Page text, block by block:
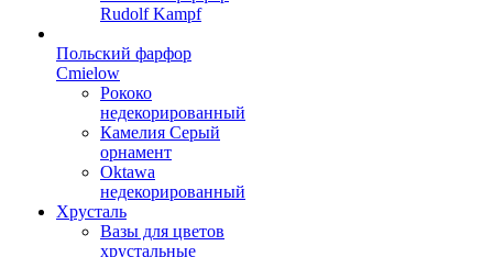
Rudolf Kampf
Польский фарфор
Сmielow
Рококо
недекорированный
Камелия Серый
орнамент
Oktawa
недекорированный
Хрусталь
Вазы для цветов
хрустальные